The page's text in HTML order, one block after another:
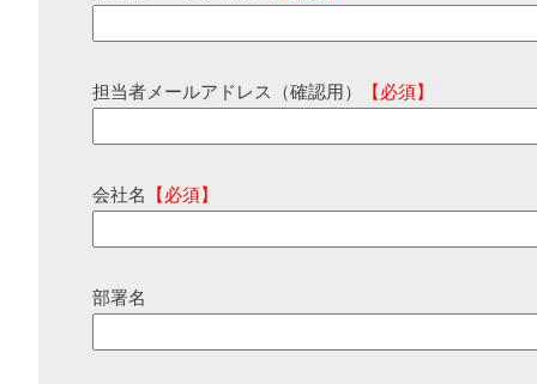
担当者メールアドレス（確認用） 【必須】
会社名 【必須】
部署名